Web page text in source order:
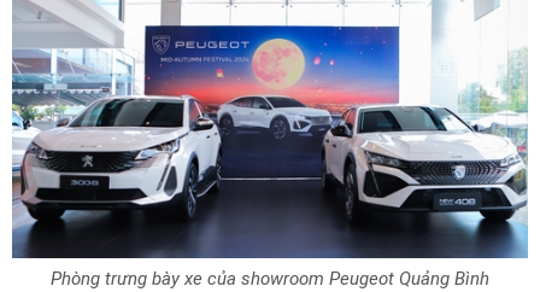
Phòng trưng bày xe của showroom Peugeot Quảng Bình